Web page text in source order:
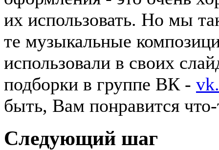
их использовать. Но мы
те музыкальные
использовали в своих
подборки в группе ВК -
быть, Вам понравится
Следующий шаг